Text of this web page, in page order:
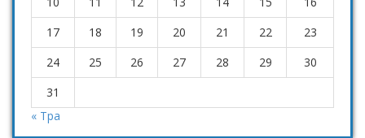
17
18 19 20 21 22
23
24
25 26 27 28 29
30
31
« Тра